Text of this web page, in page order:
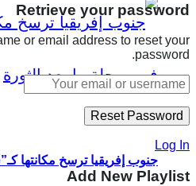
جنوب إفريقيا ترسخ مكانتها
Retrieve your password
or email address to reset your
password.
Log In
Add New Playlist